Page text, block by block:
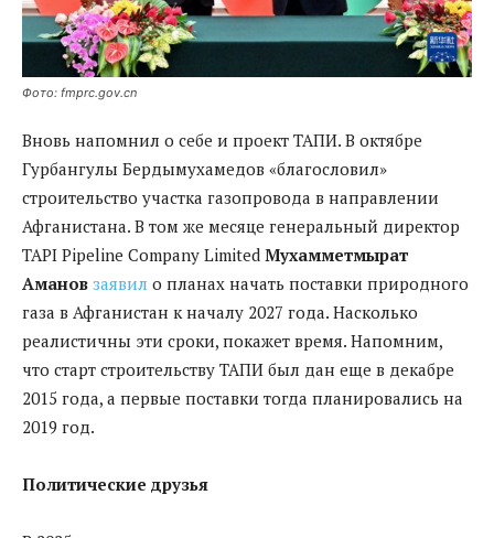
Фото: fmprc.gov.cn
Вновь напомнил о себе и проект ТАПИ. В октябре
Гурбангулы Бердымухамедов «благословил»
строительство участка газопровода в направлении
Афганистана. В том же месяце генеральный директор
TAPI Pipeline Company Limited Мухамметмырат
Аманов заявил о планах начать поставки природного
газа в Афганистан к началу 2027 года. Насколько
реалистичны эти сроки, покажет время. Напомним,
что старт строительству ТАПИ был дан еще в декабре
2015 года, а первые поставки тогда планировались на
2019 год.
Политические друзья